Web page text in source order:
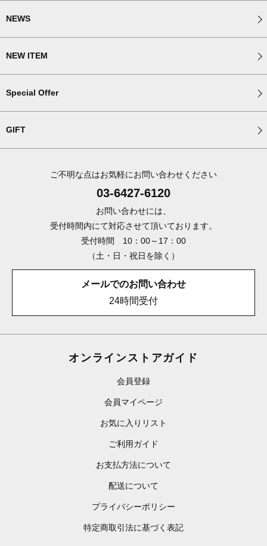
NEWS
NEW ITEM
Special Offer
GIFT
ご不明な点はお気軽にお問い合わせください
03-6427-6120
お問い合わせには、
受付時間内にて対応させて頂いております。
受付時間 10：00～17：00
（土・日・祝日を除く）
メールでのお問い合わせ
24時間受付
オンラインストアガイド
会員登録
会員マイページ
お気に入りリスト
ご利用ガイド
お支払方法について
配送について
プライバシーポリシー
特定商取引法に基づく表記